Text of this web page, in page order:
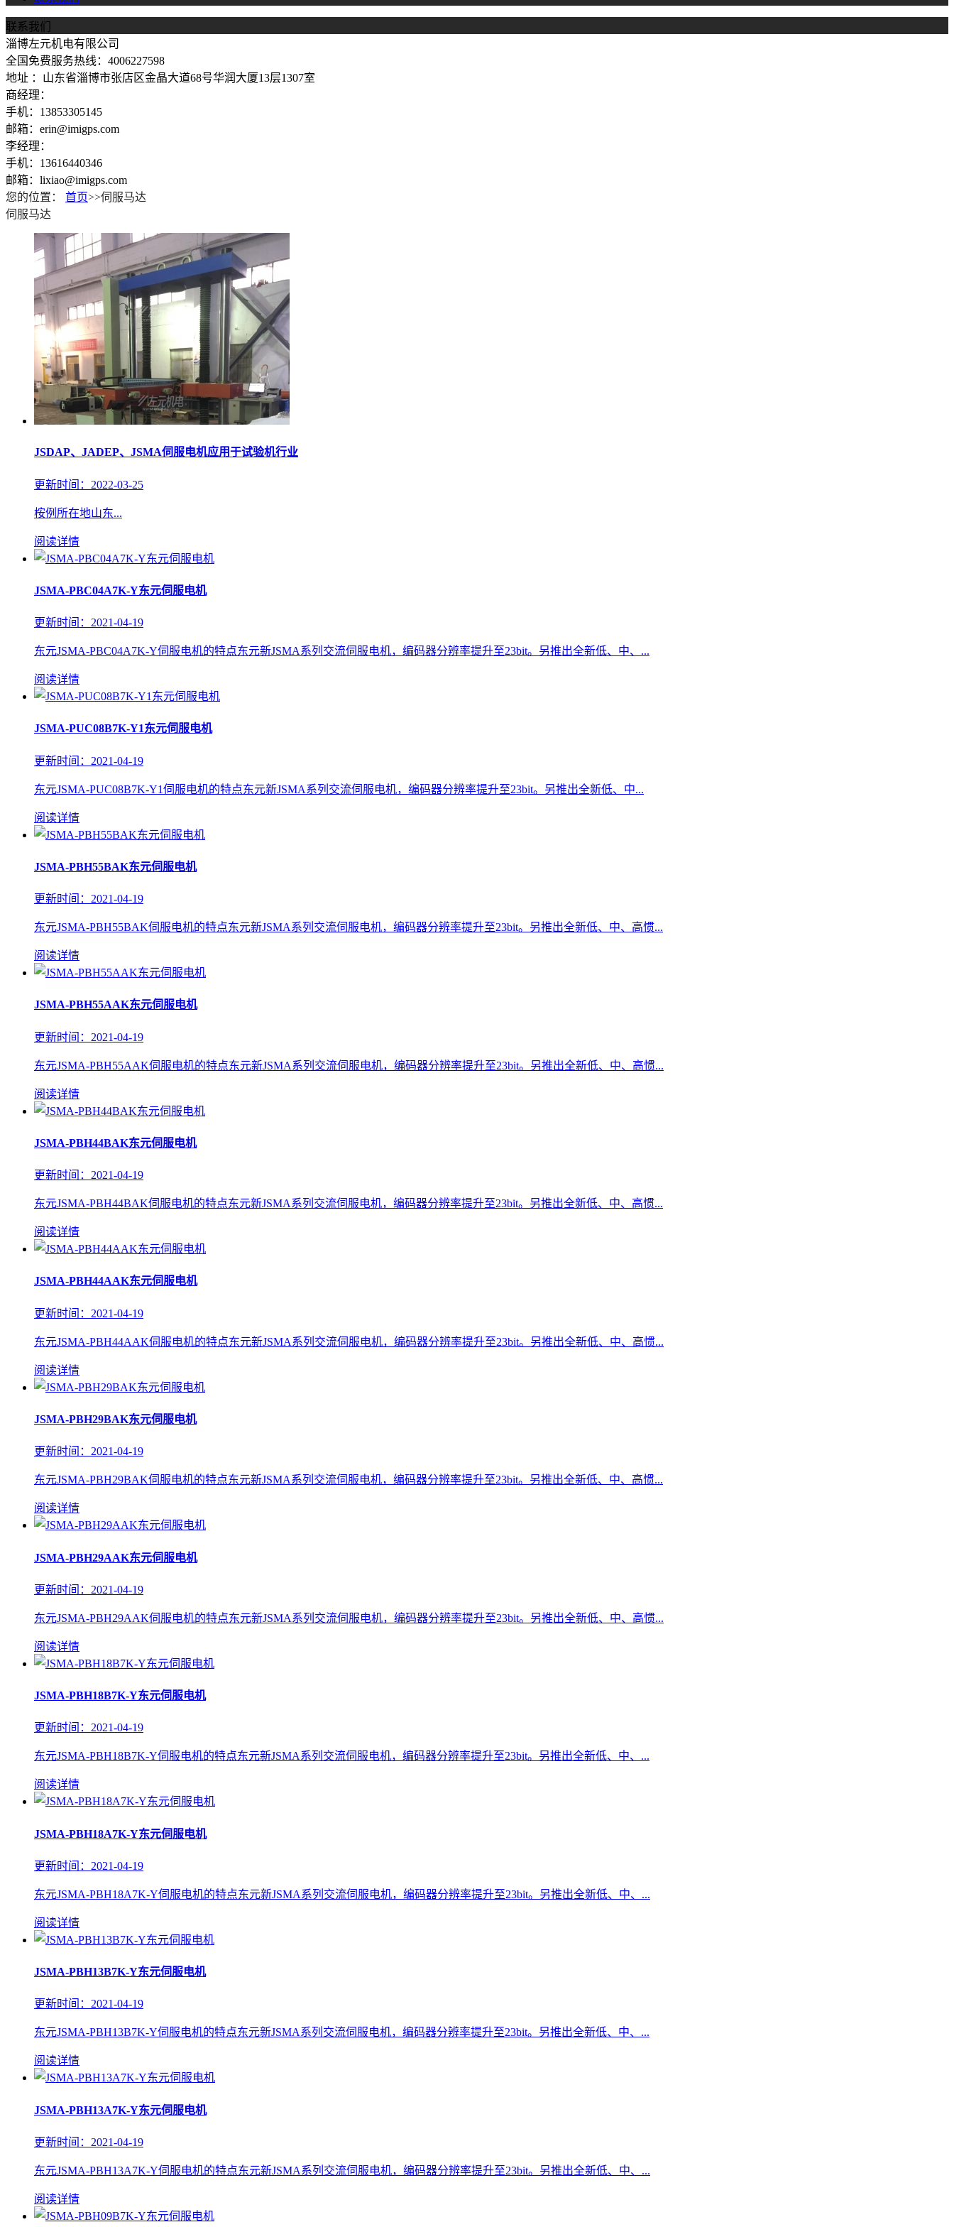
联系我们
淄博左元机电有限公司
全国免费服务热线：4006227598
地址 ：山东省淄博市张店区金晶大道68号华润大厦13层1307室
商经理：
手机：13853305145
邮箱：erin@imigps.com
李经理：
手机：13616440346
邮箱：lixiao@imigps.com
您的位置：
首页>>伺服马达
伺服马达
JSDAP、JADEP、JSMA伺服电机应用于试验机行业
更新时间：2022-03-25
桉例所在地山东...
阅读详情
JSMA-PBC04A7K-Y东元伺服电机
更新时间：2021-04-19
东元JSMA-PBC04A7K-Y伺服电机的特点东元新JSMA系列交流伺服电机，编码器分辨率提升至23bit。另推出全新低、中、...
阅读详情
JSMA-PUC08B7K-Y1东元伺服电机
更新时间：2021-04-19
东元JSMA-PUC08B7K-Y1伺服电机的特点东元新JSMA系列交流伺服电机，编码器分辨率提升至23bit。另推出全新低、中...
阅读详情
JSMA-PBH55BAK东元伺服电机
更新时间：2021-04-19
东元JSMA-PBH55BAK伺服电机的特点东元新JSMA系列交流伺服电机，编码器分辨率提升至23bit。另推出全新低、中、高惯...
阅读详情
JSMA-PBH55AAK东元伺服电机
更新时间：2021-04-19
东元JSMA-PBH55AAK伺服电机的特点东元新JSMA系列交流伺服电机，编码器分辨率提升至23bit。另推出全新低、中、高惯...
阅读详情
JSMA-PBH44BAK东元伺服电机
更新时间：2021-04-19
东元JSMA-PBH44BAK伺服电机的特点东元新JSMA系列交流伺服电机，编码器分辨率提升至23bit。另推出全新低、中、高惯...
阅读详情
JSMA-PBH44AAK东元伺服电机
更新时间：2021-04-19
东元JSMA-PBH44AAK伺服电机的特点东元新JSMA系列交流伺服电机，编码器分辨率提升至23bit。另推出全新低、中、高惯...
阅读详情
JSMA-PBH29BAK东元伺服电机
更新时间：2021-04-19
东元JSMA-PBH29BAK伺服电机的特点东元新JSMA系列交流伺服电机，编码器分辨率提升至23bit。另推出全新低、中、高惯...
阅读详情
JSMA-PBH29AAK东元伺服电机
更新时间：2021-04-19
东元JSMA-PBH29AAK伺服电机的特点东元新JSMA系列交流伺服电机，编码器分辨率提升至23bit。另推出全新低、中、高惯...
阅读详情
JSMA-PBH18B7K-Y东元伺服电机
更新时间：2021-04-19
东元JSMA-PBH18B7K-Y伺服电机的特点东元新JSMA系列交流伺服电机，编码器分辨率提升至23bit。另推出全新低、中、...
阅读详情
JSMA-PBH18A7K-Y东元伺服电机
更新时间：2021-04-19
东元JSMA-PBH18A7K-Y伺服电机的特点东元新JSMA系列交流伺服电机，编码器分辨率提升至23bit。另推出全新低、中、...
阅读详情
JSMA-PBH13B7K-Y东元伺服电机
更新时间：2021-04-19
东元JSMA-PBH13B7K-Y伺服电机的特点东元新JSMA系列交流伺服电机，编码器分辨率提升至23bit。另推出全新低、中、...
阅读详情
JSMA-PBH13A7K-Y东元伺服电机
更新时间：2021-04-19
东元JSMA-PBH13A7K-Y伺服电机的特点东元新JSMA系列交流伺服电机，编码器分辨率提升至23bit。另推出全新低、中、...
阅读详情